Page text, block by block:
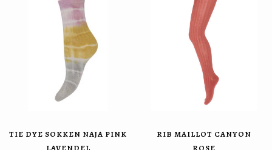
TIE DYE SOKKEN NAJA PINK
LAVENDEL
RIB MAILLOT CANYON
ROSE